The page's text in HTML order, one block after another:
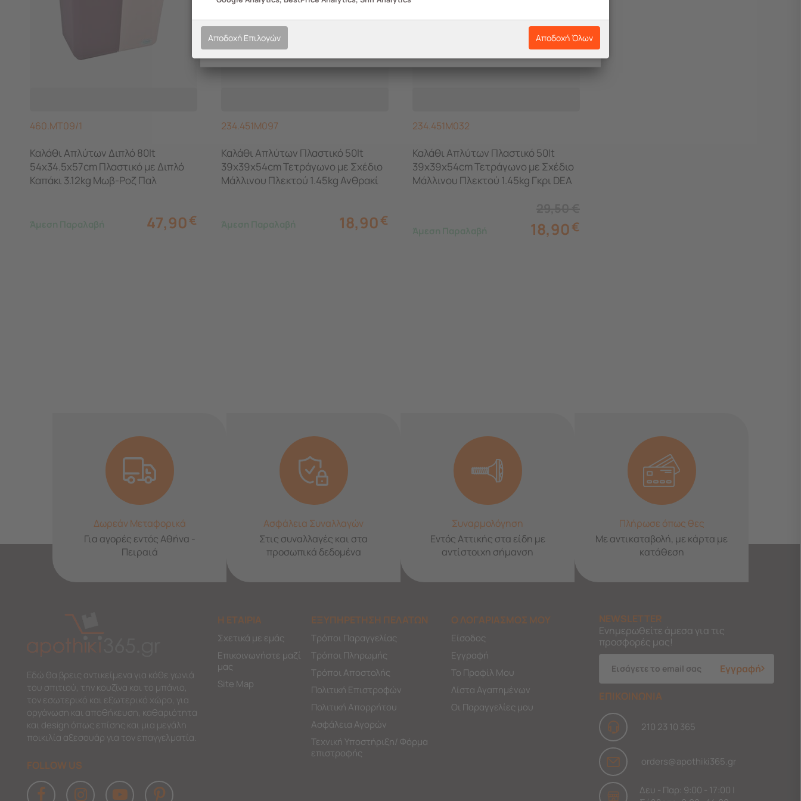
460.MT09/1
Καλάθι Απλύτων Διπλό 80lt
54x34.5x57cm Πλαστικό με Διπλό
Καπάκι 3.12kg Μωβ-Ροζ Παλ
Άμεση Παραλαβή 47,90€
234.451M097
Καλάθι Απλύτων Πλαστικό 50lt
39x39x54cm Τετράγωνο με Σχέδιο
Μάλλινου Πλεκτού 1.45kg Ανθρακί
Άμεση Παραλαβή 18,90€
234.451M032
Καλάθι Απλύτων Πλαστικό 50lt
39x39x54cm Τετράγωνο με Σχέδιο
Μάλλινου Πλεκτού 1.45kg Γκρι DEA
Άμεση Παραλαβή 18,90€
Δωρεάν Μεταφορικά
Για αγορές εντός Αθήνα -
Πειραιά
Ασφάλεια Συναλλαγών
Στις συναλλαγές και στα
προσωπικά δεδομένα
Συναρμολόγηση
Εντός Αττικής στα είδη με
αντίστοιχη σήμανση
Πλήρωσε όπως θες
Με αντικαταβολή, με κάρτα με
κατάθεση
Εδώ θα βρεις αντικείμενα για κάθε γωνιά
του σπιτιού, την κουζίνα και το μπάνιο,
τον εσωτερικό και εξωτερικό χώρο, για
οργάνωση και αποθήκευση, καθαριότητα
και design όπως επίσης και μια μεγάλη
ποικιλία αξεσουάρ για τον επαγγελματία.
FOLLOW US
Η ΕΤΑΙΡΙΑ
Σχετικά με εμάς
Επικοινωνήστε μαζί
μας
Site Map
ΕΞΥΠΗΡΕΤΗΣΗ ΠΕΛΑΤΩΝ
Τρόποι Παραγγελίας
Τρόποι Πληρωμής
Τρόποι Αποστολής
Πολιτική Επιστροφών
Πολιτική Απορρήτου
Ασφάλεια Αγορών
Τεχνική Υποστήριξη/ Φόρμα
επιστροφής
Ο ΛΟΓΑΡΙΑΣΜΟΣ ΜΟΥ
Είσοδος
Εγγραφή
Το Προφίλ Μου
Λίστα Αγαπημένων
Οι Παραγγελίες μου
NEWSLETTER
Ενημερωθείτε άμεσα για τις
προσφορές μας!
Εγγραφή
ΕΠΙΚΟΙΝΩΝΙΑ
210 23 10 365
orders@apothiki365.gr
Δευ - Παρ: 9:00 - 17:00 |
Αποδοχή Επιλογών Αποδοχή Όλων